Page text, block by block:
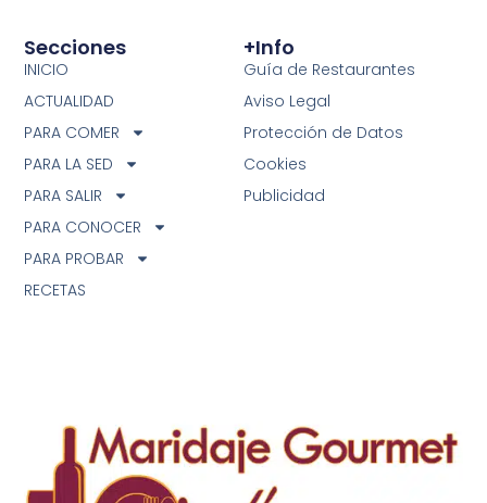
+info
Guía de Restaurantes
Aviso Legal
Protección de Datos
Cookies
Publicidad
Secciones
INICIO
ACTUALIDAD
PARA COMER
PARA LA SED
PARA SALIR
PARA CONOCER
PARA PROBAR
RECETAS